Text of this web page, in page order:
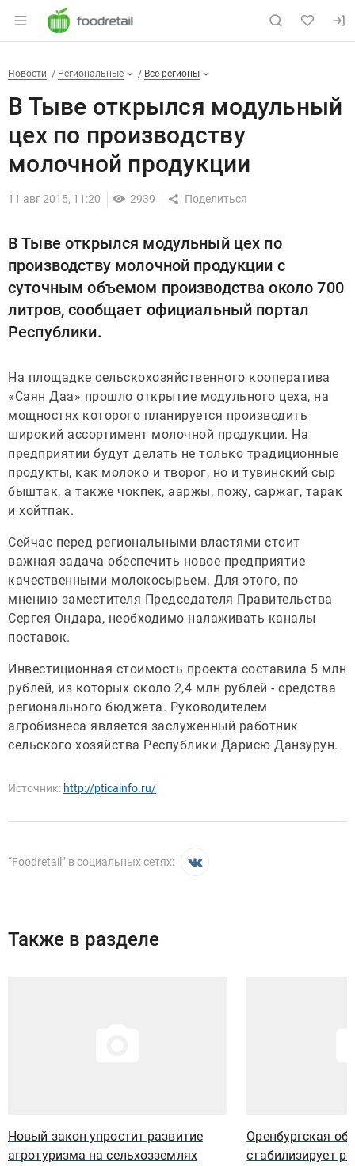
Раздел навигации по сайту
В Тыве открылся модульный
Новости
Разделы
Новости Региональные Все регионы
В Тыве открылся модульный
цех по производству
молочной продукции
11 авг 2015, 11:20 2939
В Тыве открылся модульный цех по
производству молочной продукции с
суточным объемом производства около 700
литров, сообщает официальный портал
Республики.
На площадке сельскохозяйственного кооператива
«Саян Даа» прошло открытие модульного цеха, на
мощностях которого планируется производить
широкий ассортимент молочной продукции. На
предприятии будут делать не только традиционные
продукты, как молоко и творог, но и тувинский сыр
быштак, а также чокпек, ааржы, пожу, саржаг, тарак
и хойтпак.
Сейчас перед региональными властями стоит
важная задача обеспечить новое предприятие
качественными молокосырьем. Для этого, по
мнению заместителя Председателя Правительства
Сергея Ондара, необходимо налаживать каналы
поставок.
Инвестиционная стоимость проекта составила 5 млн
рублей, из которых около 2,4 млн рублей - средства
регионального бюджета. Руководителем
агробизнеса является заслуженный работник
сельского хозяйства Республики Дарисю Данзурун.
Источник: http://pticainfo.ru/
“Foodretail” в социальных сетях:
Также в разделе
Новый закон упростит развитие
агротуризма на сельхозземлях
Оренбургская
стабилизирует